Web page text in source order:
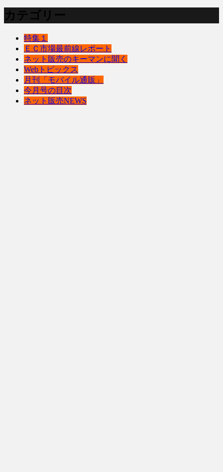
カテゴリー
特集１
ＥＣ市場最前線レポート
ネット販売のキーマンに聞く
Webトピックス
月刊「モバイル通販」
今月号の目次
ネット販売NEWS